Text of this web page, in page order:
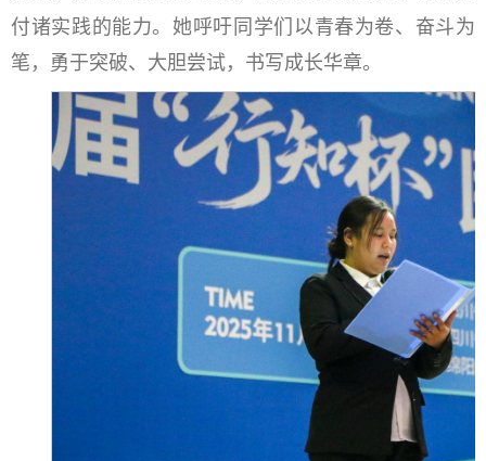
付诸实践的能力。她呼吁同学们以青春为卷、奋斗为
笔，勇于突破、大胆尝试，书写成长华章。